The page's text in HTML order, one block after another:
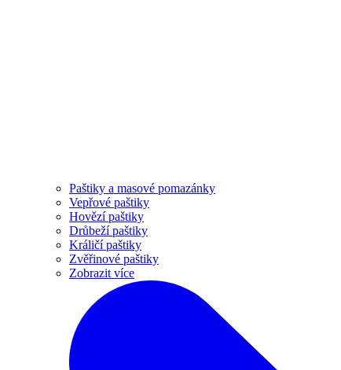
Paštiky a masové pomazánky
Vepřové paštiky
Hovězí paštiky
Drůbeží paštiky
Králičí paštiky
Zvěřinové paštiky
Zobrazit více